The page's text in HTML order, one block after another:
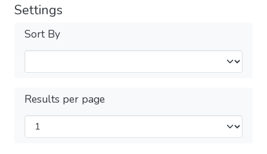
Settings
Sort By
Results per page